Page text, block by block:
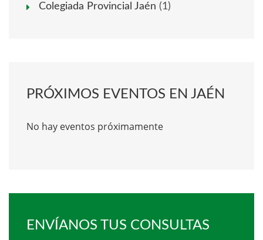
Colegiada Provincial Jaén (1)
PRÓXIMOS EVENTOS EN JAÉN
No hay eventos próximamente
ENVÍANOS TUS CONSULTAS